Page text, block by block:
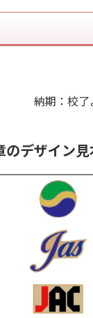
納期：校了
のデザイン見